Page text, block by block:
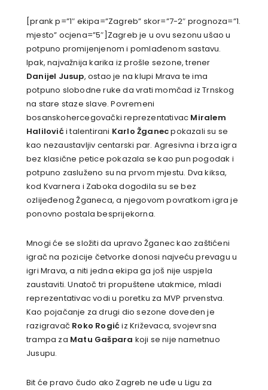
[prank p=”1″ ekipa=”Zagreb” skor=”7-2″ prognoza=”1.
mjesto” ocjena=”5″]Zagreb je u ovu sezonu ušao u
potpuno promijenjenom i pomlađenom sastavu.
Ipak, najvažnija karika iz prošle sezone, trener
Danijel Jusup, ostao je na klupi Mrava te ima
potpuno slobodne ruke da vrati momčad iz Trnskog
na stare staze slave. Povremeni
bosanskohercegovački reprezentativac Miralem
Halilovići talentirani Karlo Žganecpokazali su se
kao nezaustavljiv centarski par. Agresivna i brza igra
bez klasične petice pokazala se kao pun pogodak i
potpuno zasluženo su na prvom mjestu. Dva kiksa,
kod Kvarnera i Zaboka dogodila su se bez
ozlijeđenog Žganeca, a njegovom povratkom igra je
ponovno postala besprijekorna.
Mnogi će se složiti da upravo Žganec kao zaštićeni
igrač na pozicije četvorke donosi najveću prevagu u
igri Mrava, a niti jedna ekipa ga još nije uspjela
zaustaviti. Unatoč tri propuštene utakmice, mladi
reprezentativac vodi u poretku za MVP prvenstva.
Kao pojačanje za drugi dio sezone doveden je
razigravač Roko Rogićiz Križevaca, svojevrsna
trampa za Matu Gašpara koji se nije nametnuo
Jusupu.
Bit će pravo čudo ako Zagreb ne uđe u Ligu za